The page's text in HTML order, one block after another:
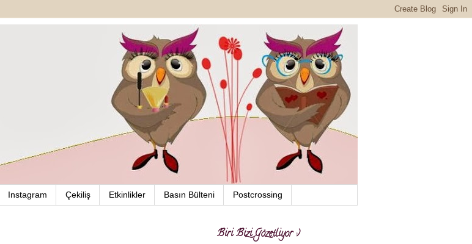
Instagram Çekiliş Etkinlikler Basın Bülteni Postcrossing
Biri Bizi Gözetliyor :)